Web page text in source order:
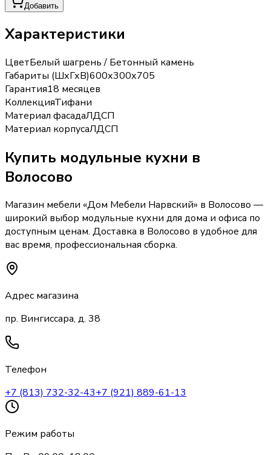
Добавить
Характеристики
ЦветБелый шагрень / Бетонный камень
Габариты (ШхГхВ)600х300х705
Гарантия18 месяцев
КоллекцияТифани
Материал фасадаЛДСП
Материал корпусаЛДСП
Купить модульные кухни в
Волосово
Магазин мебели «Дом Мебели Нарвский» в Волосово —
широкий выбор модульные кухни для дома и офиса по
доступным ценам. Доставка в Волосово в удобное для
вас время, профессиональная сборка.
Адрес магазина
пр. Вингиссара, д. 38
Телефон
+7 (813) 732-32-43+7 (921) 889-61-13
Режим работы